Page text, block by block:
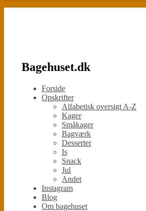
Bagehuset.dk
Forside
Opskrifter
Alfabetisk oversigt A-Z
Kager
Småkager
Bagværk
Desserter
Is
Snack
Jul
Andet
Instagram
Blog
Om bagehuset